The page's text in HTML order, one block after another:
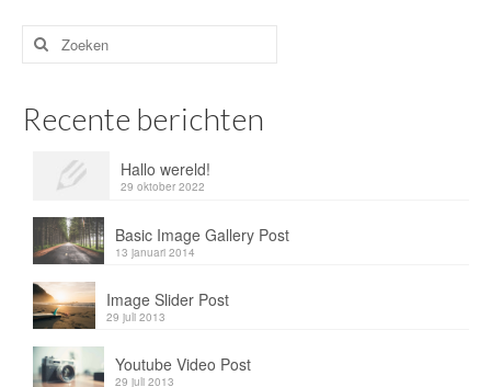
Zoeken
naar:
Recente berichten
Hallo wereld!
29 oktober 2022
Basic Image Gallery Post
13 januari 2014
Image Slider Post
29 juli 2013
Youtube Video Post
29 juli 2013